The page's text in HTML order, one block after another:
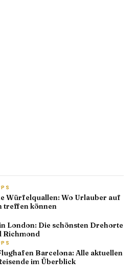
Würfelquallen: Wo Urlauber auf
treffen können
London: Die schönsten Drehorte
Richmond
Barcelona: Alle aktuellen
im Überblick